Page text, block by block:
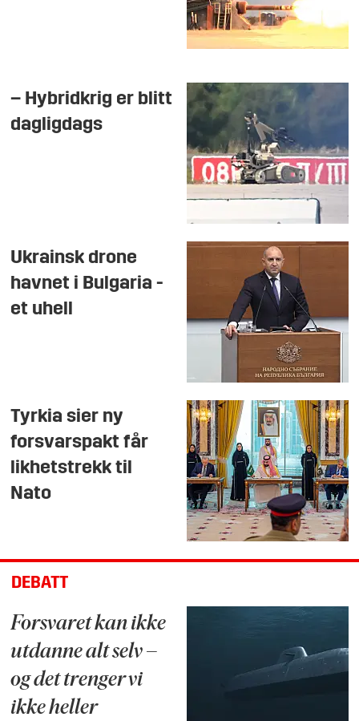
– Hybridkrig er blitt
dagligdags
Ukrainsk drone
havnet i Bulgaria -
et uhell
Tyrkia sier ny
forsvarspakt får
likhetstrekk til
Nato
DEBATT
Forsvaret kan ikke
utdanne alt selv –
og det trenger vi
ikke heller